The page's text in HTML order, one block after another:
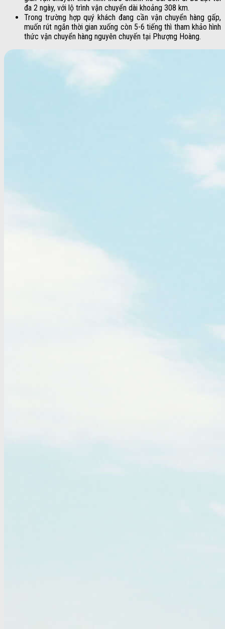
đa 2 ngày, với lộ trình vận chuyển dài khoảng 308 km.
Trong trường hợp quý khách đang cần vận chuyển hàng gấp,
muốn rút ngắn thời gian xuống còn 5-6 tiếng thì tham khảo hình
thức vận chuyển hàng nguyên chuyến tại Phượng Hoàng.